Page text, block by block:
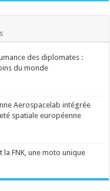
des diplomates :
du monde
Aerospacelab intégrée
spatiale européenne
la FNK, une moto unique